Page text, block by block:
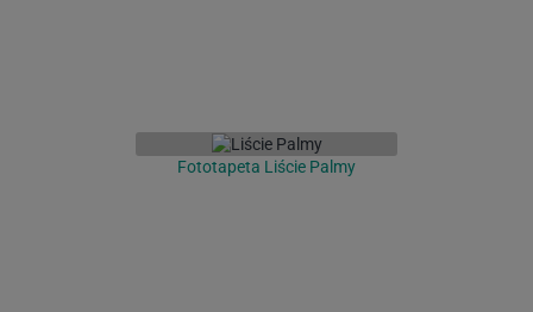
Fototapeta Liście Palmy